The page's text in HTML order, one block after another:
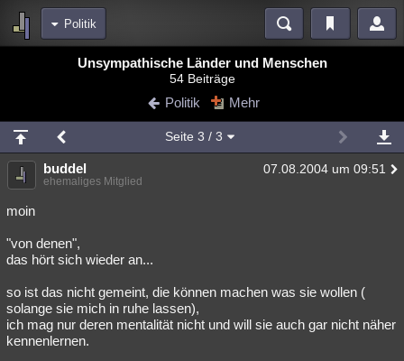
Politik
Blogs
Chat Wiki Neuigkeiten
meine Rubriken
Menschen Mystery Kriminalfälle
Spiritualität
Natur Umfragen
Philosophie Träume Orte Esoterik Literatur
Astronomie Helpdesk Gruppen Gaming Filme
Unsympathische Länder und Menschen
54 Beiträge
Politik Mehr
Seite 3 / 3
buddel 07.08.2004 um 09:51
ehemaliges Mitglied
moin
"von denen",
das hört sich wieder an...
so ist das nicht gemeint, die können machen was sie wollen (
solange sie mich in ruhe lassen),
ich mag nur deren mentalität nicht und will sie auch gar nicht näher
kennenlernen.